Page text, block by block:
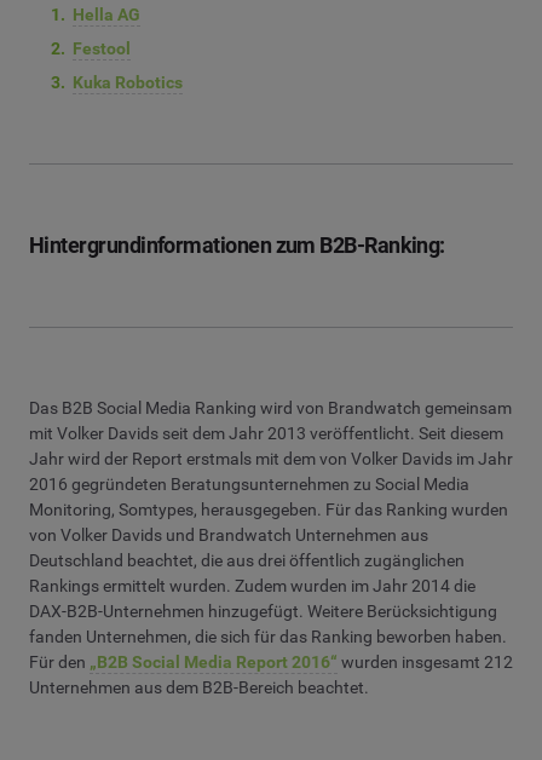
Hella AG
Festool
Kuka Robotics
Hintergrundinformationen zum B2B-Ranking:
Das B2B Social Media Ranking wird von Brandwatch gemeinsam
mit Volker Davids seit dem Jahr 2013 veröffentlicht. Seit diesem
Jahr wird der Report erstmals mit dem von Volker Davids im Jahr
2016 gegründeten Beratungsunternehmen zu Social Media
Monitoring, Somtypes, herausgegeben. Für das Ranking wurden
von Volker Davids und Brandwatch Unternehmen aus
Deutschland beachtet, die aus drei öffentlich zugänglichen
Rankings ermittelt wurden. Zudem wurden im Jahr 2014 die
DAX-B2B-Unternehmen hinzugefügt. Weitere Berücksichtigung
fanden Unternehmen, die sich für das Ranking beworben haben.
Für den „B2B Social Media Report 2016“ wurden insgesamt 212
Unternehmen aus dem B2B-Bereich beachtet.